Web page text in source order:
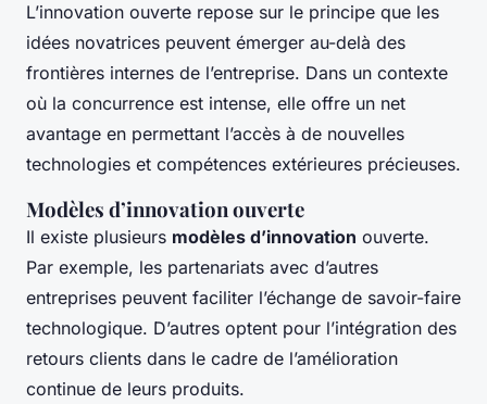
L’innovation ouverte repose sur le principe que les
idées novatrices peuvent émerger au-delà des
frontières internes de l’entreprise. Dans un contexte
où la concurrence est intense, elle offre un net
avantage en permettant l’accès à de nouvelles
technologies et compétences extérieures précieuses.
Modèles d’innovation ouverte
Il existe plusieurs modèles d’innovation ouverte.
Par exemple, les partenariats avec d’autres
entreprises peuvent faciliter l’échange de savoir-faire
technologique. D’autres optent pour l’intégration des
retours clients dans le cadre de l’amélioration
continue de leurs produits.